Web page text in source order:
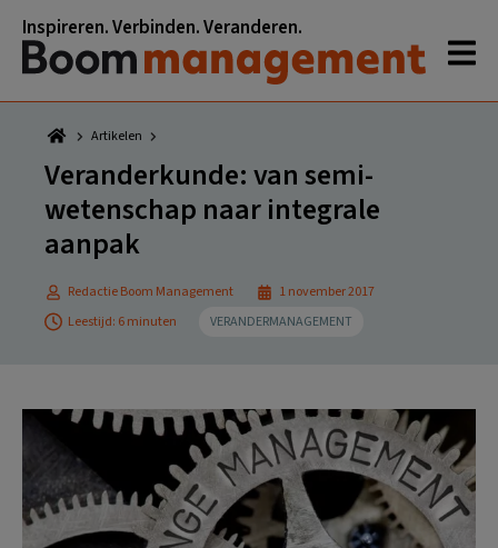
naar
hoofdnavigatie
naar
hoofd
inhoud
naar
eerste
sidebar
naar
voettekst
Inspireren. Verbinden. Veranderen.
Artikelen
Veranderkunde: van semi-
wetenschap naar integrale
aanpak
Redactie Boom Management
1 november 2017
Leestijd: 6 minuten
VERANDERMANAGEMENT